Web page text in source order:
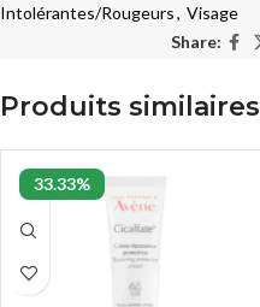
Intolérantes/Rougeurs, Visage
Share:
Produits similaires
33.33%